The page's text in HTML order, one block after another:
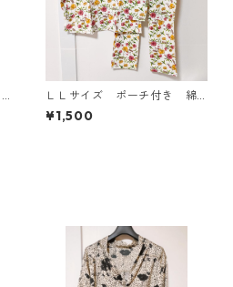
ＬＬサイズ ポーチ付き 綿
１００％ 花柄 トラベルパ
ジャマ ホワイト KAE-4578
¥1,500